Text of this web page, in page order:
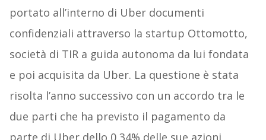
portato all’interno di Uber documenti
confidenziali attraverso la startup Ottomotto,
società di TIR a guida autonoma da lui fondata
e poi acquisita da Uber. La questione è stata
risolta l’anno successivo con un accordo tra le
due parti che ha previsto il pagamento da